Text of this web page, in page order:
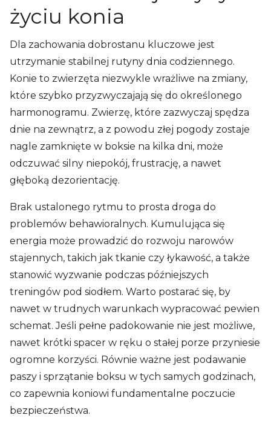
życiu konia
Dla zachowania dobrostanu kluczowe jest
utrzymanie stabilnej rutyny dnia codziennego.
Konie to zwierzęta niezwykle wrażliwe na zmiany,
które szybko przyzwyczajają się do określonego
harmonogramu. Zwierzę, które zazwyczaj spędza
dnie na zewnątrz, a z powodu złej pogody zostaje
nagle zamknięte w boksie na kilka dni, może
odczuwać silny niepokój, frustrację, a nawet
głęboką dezorientację.
Brak ustalonego rytmu to prosta droga do
problemów behawioralnych. Kumulująca się
energia może prowadzić do rozwoju narowów
stajennych, takich jak tkanie czy łykawość, a także
stanowić wyzwanie podczas późniejszych
treningów pod siodłem. Warto postarać się, by
nawet w trudnych warunkach wypracować pewien
schemat. Jeśli pełne padokowanie nie jest możliwe,
nawet krótki spacer w ręku o stałej porze przyniesie
ogromne korzyści. Równie ważne jest podawanie
paszy i sprzątanie boksu w tych samych godzinach,
co zapewnia koniowi fundamentalne poczucie
bezpieczeństwa.